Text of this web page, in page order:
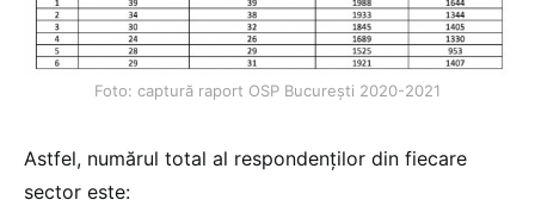
Foto: captură raport OSP București 2020-2021
Astfel, numărul total al respondenților din fiecare
sector este: